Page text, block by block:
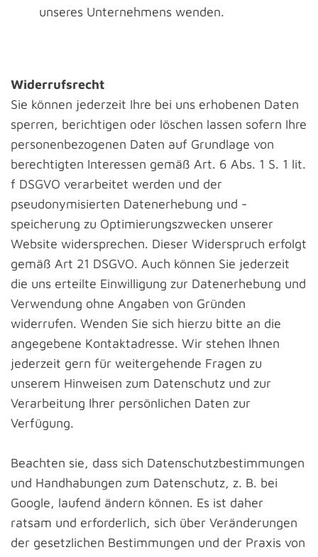
unseres Unternehmens wenden.
Widerrufsrecht
Sie können jederzeit Ihre bei uns erhobenen Daten
sperren, berichtigen oder löschen lassen sofern Ihre
personenbezogenen Daten auf Grundlage von
berechtigten Interessen gemäß Art. 6 Abs. 1 S. 1 lit.
f DSGVO verarbeitet werden und der
pseudonymisierten Datenerhebung und -
speicherung zu Optimierungszwecken unserer
Website widersprechen. Dieser Widerspruch erfolgt
gemäß Art 21 DSGVO. Auch können Sie jederzeit
die uns erteilte Einwilligung zur Datenerhebung und
Verwendung ohne Angaben von Gründen
widerrufen. Wenden Sie sich hierzu bitte an die
angegebene Kontaktadresse. Wir stehen Ihnen
jederzeit gern für weitergehende Fragen zu
unserem Hinweisen zum Datenschutz und zur
Verarbeitung Ihrer persönlichen Daten zur
Verfügung.
Beachten sie, dass sich Datenschutzbestimmungen
und Handhabungen zum Datenschutz, z. B. bei
Google, laufend ändern können. Es ist daher
ratsam und erforderlich, sich über Veränderungen
der gesetzlichen Bestimmungen und der Praxis von